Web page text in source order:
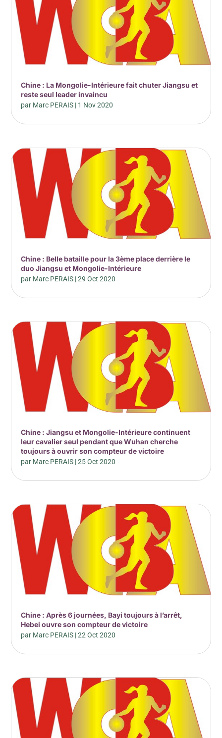
Chine : La Mongolie-Intérieure fait chuter Jiangsu et
reste seul leader invaincu
par Marc PERAIS | 1 Nov 2020
Chine : Belle bataille pour la 3ème place derrière le
duo Jiangsu et Mongolie-Intérieure
par Marc PERAIS |29 Oct 2020
Chine : Jiangsu et Mongolie-Intérieure continuent
leur cavalier seul pendant que Wuhan cherche
toujours à ouvrir son compteur de victoire
par Marc PERAIS |25 Oct 2020
Chine : Après 6 journées, Bayi toujours à l’arrêt,
Hebei ouvre son compteur de victoire
par Marc PERAIS |22 Oct 2020